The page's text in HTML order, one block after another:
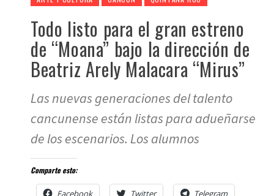
Todo listo para el gran estreno
de “Moana” bajo la dirección de
Beatriz Arely Malacara “Mirus”
Las nuevas generaciones del talento
cancunense están listas para adueñarse
de los escenarios. Los alumnos
Comparte esto:
Facebook Twitter Telegram